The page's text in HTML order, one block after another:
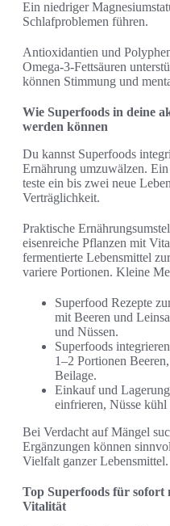
Ein niedriger
Schlafproblemen führen.
Antioxidantien und
Omega-3-Fettsäuren
können Stimmung und
Wie Superfoods in deine
werden können
Du kannst Superfoods
Ernährung umzuwälzen.
teste ein bis zwei neue
Verträglichkeit.
Praktische
eisenreiche Pflanzen mit
fermentierte Lebensmittel
variere Portionen. Kleine
Superfood Rezepte
mit Beeren und
und Nüssen.
Superfoods
1–2 Portionen
Beilage.
Einkauf und
einfrieren, Nüsse kühl
Bei Verdacht auf Mängel
Ergänzungen können
Vielfalt ganzer Lebensmittel.
Top Superfoods für sofort
Vitalität